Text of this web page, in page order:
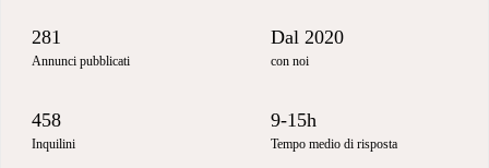
281
Annunci pubblicati
Dal 2020
con noi
458
Inquilini
9-15h
Tempo medio di risposta